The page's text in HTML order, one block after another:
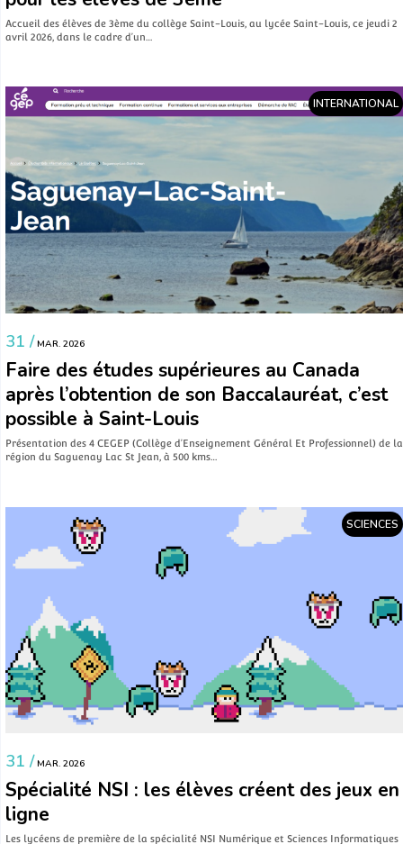
Accueil des élèves de 3ème du collège Saint-Louis, au lycée Saint-Louis, ce jeudi 2
avril 2026, dans le cadre d’un…
INTERNATIONAL
31 / MAR. 2026
Faire des études supérieures au Canada
après l’obtention de son Baccalauréat, c’est
possible à Saint-Louis
Présentation des 4 CEGEP (Collège d’Enseignement Général Et Professionnel) de la
région du Saguenay Lac St Jean, à 500 kms…
SCIENCES
31 / MAR. 2026
Spécialité NSI : les élèves créent des jeux en
ligne
Les lycéens de première de la spécialité NSI Numérique et Sciences Informatiques